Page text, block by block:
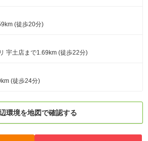
(徒歩20分)
宇土店まで1.69km (徒歩22分)
(徒歩24分)
環境を地図で確認する